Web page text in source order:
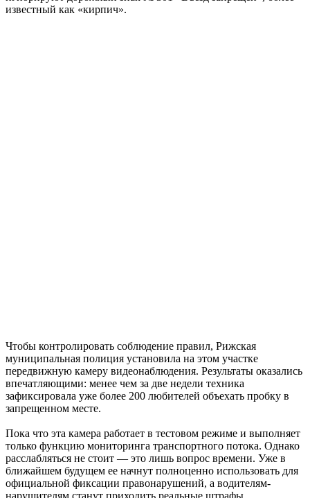
известный как «кирпич».
Чтобы контролировать соблюдение правил, Рижская
муниципальная полиция установила на этом участке
передвижную камеру видеонаблюдения. Результаты оказались
впечатляющими: менее чем за две недели техника
зафиксировала уже более 200 любителей объехать пробку в
запрещенном месте.
Пока что эта камера работает в тестовом режиме и выполняет
только функцию мониторинга транспортного потока. Однако
расслабляться не стоит — это лишь вопрос времени. Уже в
ближайшем будущем ее начнут полноценно использовать для
официальной фиксации правонарушений, а водителям-
нарушителям станут приходить реальные штрафы.